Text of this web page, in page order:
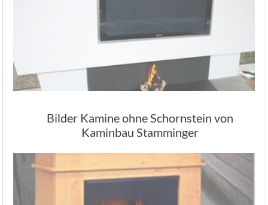
Bilder Kamine ohne Schornstein von
Kaminbau Stamminger